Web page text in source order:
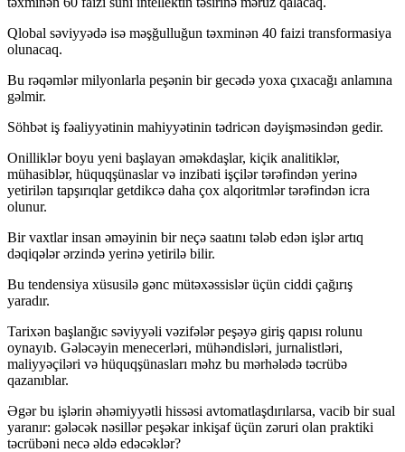
Qlobal səviyyədə isə məşğulluğun təxminən 40 faizi transformasiya
olunacaq.
Bu rəqəmlər milyonlarla peşənin bir gecədə yoxa çıxacağı anlamına
gəlmir.
Söhbət iş fəaliyyətinin mahiyyətinin tədricən dəyişməsindən gedir.
Onilliklər boyu yeni başlayan əməkdaşlar, kiçik analitiklər,
mühasiblər, hüquqşünaslar və inzibati işçilər tərəfindən yerinə
yetirilən tapşırıqlar getdikcə daha çox alqoritmlər tərəfindən icra
olunur.
Bir vaxtlar insan əməyinin bir neçə saatını tələb edən işlər artıq
dəqiqələr ərzində yerinə yetirilə bilir.
Bu tendensiya xüsusilə gənc mütəxəssislər üçün ciddi çağırış
yaradır.
Tarixən başlanğıc səviyyəli vəzifələr peşəyə giriş qapısı rolunu
oynayıb. Gələcəyin menecerləri, mühəndisləri, jurnalistləri,
maliyyəçiləri və hüquqşünasları məhz bu mərhələdə təcrübə
qazanıblar.
Əgər bu işlərin əhəmiyyətli hissəsi avtomatlaşdırılarsa, vacib bir sual
yaranır: gələcək nəsillər peşəkar inkişaf üçün zəruri olan praktiki
təcrübəni necə əldə edəcəklər?